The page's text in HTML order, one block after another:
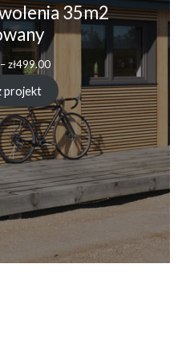
35m2
– zł499.00
projekt